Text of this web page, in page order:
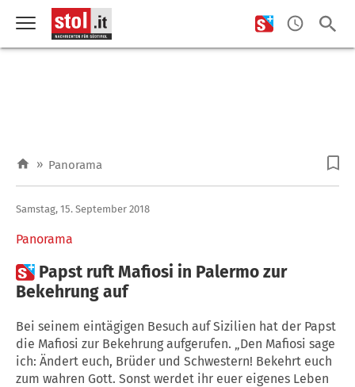
» Panorama
Panorama
Samstag, 15. September 2018
 Papst ruft Mafiosi in Palermo zur
Bekehrung auf
Bei seinem eintägigen Besuch auf Sizilien hat der Papst
die Mafiosi zur Bekehrung aufgerufen. „Den Mafiosi sage
ich: Ändert euch, Brüder und Schwestern! Bekehrt euch
zum wahren Gott. Sonst werdet ihr euer eigenes Leben